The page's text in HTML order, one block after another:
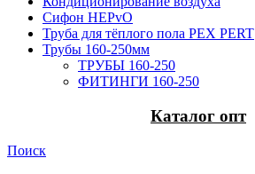
Сифон HEPvO
Труба для тёплого пола PEX PERT
Трубы 160-250мм
ТРУБЫ 160-250
ФИТИНГИ 160-250
Каталог опт
Поиск